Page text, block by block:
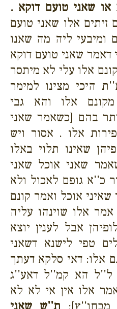
או שאני טועם דוקא .
זיתים אלו שאני טועם
ומיבעי ליה מה שאנו
דאמר שאני טועם דוקא
אלו עלי לא מיתסר
היכי מצינו למימר
אלו והא גבי
בהם [כשאמר שאני
אלו . אסור ויש
שאינו תלוי באלו
שאני אוכל שאני
כ''א גופם לאכול ולא
שאיני אוכל ואמר קונם
אלו שוינהו עליה
אבל לענין יוצא
טפי לישנא דשאני
אלו: דאי סלקא דעתך
ל''ל הא קמ''ל דאע''ג
אלו אין אי לא לא